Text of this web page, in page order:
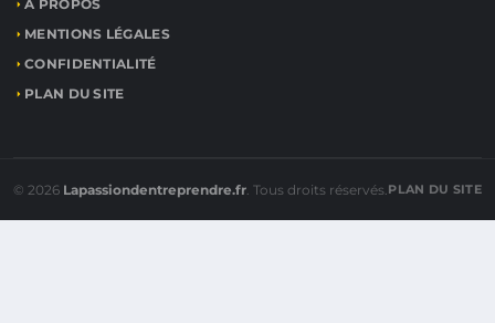
À PROPOS
MENTIONS LÉGALES
CONFIDENTIALITÉ
PLAN DU SITE
© 2026 Lapassiondentreprendre.fr. Tous droits réservés.PLAN DU SITE